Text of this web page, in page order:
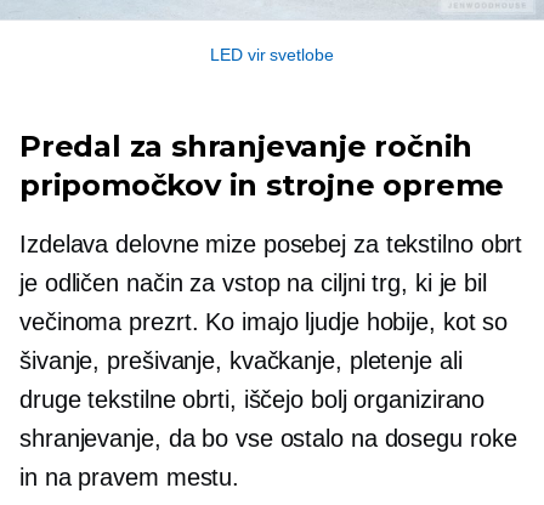
LED vir svetlobe
Predal za shranjevanje ročnih
pripomočkov in strojne opreme
Izdelava delovne mize posebej za tekstilno obrt
je odličen način za vstop na ciljni trg, ki je bil
večinoma prezrt. Ko imajo ljudje hobije, kot so
šivanje, prešivanje, kvačkanje, pletenje ali
druge tekstilne obrti, iščejo bolj organizirano
shranjevanje, da bo vse ostalo na dosegu roke
in na pravem mestu.